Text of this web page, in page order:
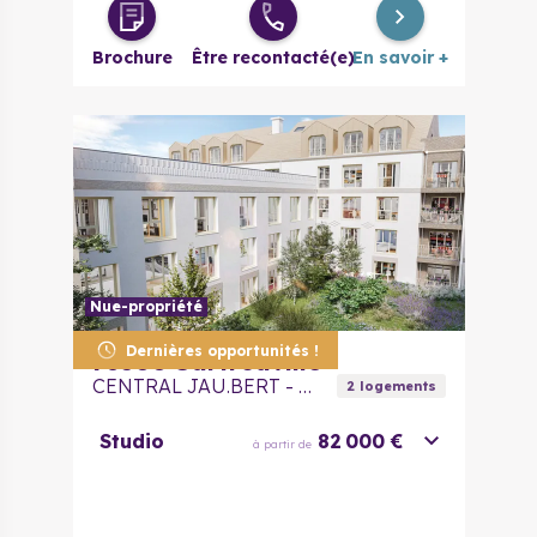
4 pièces à partir de 525 000 €
Brochure Être recontacté(e)En savoir +
Dernières opportunités !
Nue-propriété
78500 Sartrouville
CENTRAL JAU.BERT - Nue Propriété 2logements
Studio à partir de 82 000 €